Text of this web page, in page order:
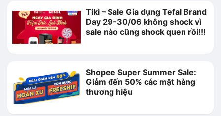
Tiki – Sale Gia dụng Tefal Brand
Day 29-30/06 không shock vì
sale nào cũng shock quen rồi!!!
Shopee Super Summer Sale:
Giảm đến 50% các mặt hàng
thương hiệu